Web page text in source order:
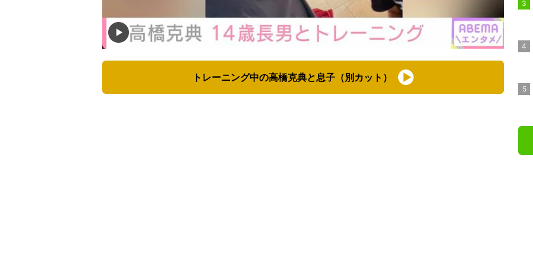
トレーニング中の高橋克典と息子（別カット）